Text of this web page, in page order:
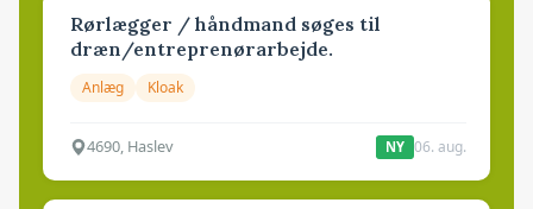
Rørlægger / håndmand søges til
dræn/entreprenørarbejde.
Anlæg Kloak
4690, Haslev NY 06. aug.